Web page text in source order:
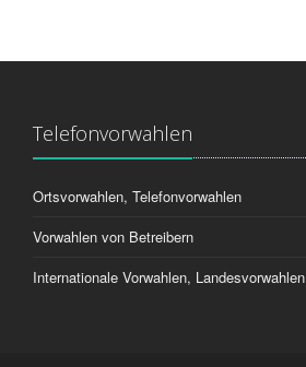
Telefonvorwahlen
Ortsvorwahlen, Telefonvorwahlen
Vorwahlen von Betreibern
Internationale Vorwahlen, Landesvorwahlen